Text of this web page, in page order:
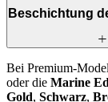
Beschichtung
Bei Premium-
oder die Marine
Gold, Schwarz,